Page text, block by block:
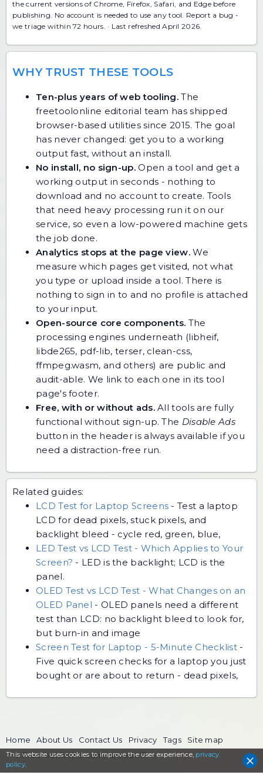
the current versions of Chrome, Firefox, Safari, and Edge before
publishing. No account is needed to use any tool. Report a bug -
we triage within 72 hours. · Last refreshed April 2026.
WHY TRUST THESE TOOLS
Ten-plus years of web tooling. The
freetoolonline editorial team has shipped
browser-based utilities since 2015. The goal
has never changed: get you to a working
output fast, without an install.
No install, no sign-up.Open a tool and get a
working output in seconds - nothing to
download and no account to create. Tools
that need heavy processing run it on our
service, so even a low-powered machine gets
the job done.
Analytics stops at the page view.We
measure which pages get visited, not what
you type or upload inside a tool. There is
nothing to sign in to and no profile is attached
to your input.
Open-source core components. The
processing engines underneath (libheif,
libde265, pdf-lib, terser, clean-css,
ffmpeg.wasm, and others) are public and
audit-able. We link to each one in its tool
page's footer.
Free, with or without ads.All tools are fully
functional without sign-up. The Disable Ads
button in the header is always available if you
need a distraction-free run.
Related guides:
LCD Test for Laptop Screens -Test a laptop
LCD for dead pixels, stuck pixels, and
backlight bleed - cycle red, green, blue,
LED Test vs LCD Test - Which Applies to Your
Screen? - LED is the backlight; LCD is the
panel.
OLED Test vs LCD Test - What Changes on an
OLED Panel - OLED panels need a different
test than LCD: no backlight bleed to look for,
but burn-in and image
Screen Test for Laptop - 5-Minute Checklist-
Five quick screen checks for a laptop you just
bought or are about to return - dead pixels,
This website uses cookies to improve the user experience, privacy
policy.
Home About Us Contact Us Privacy Tags
Site map
The FreeToolOnline.com, since 2017